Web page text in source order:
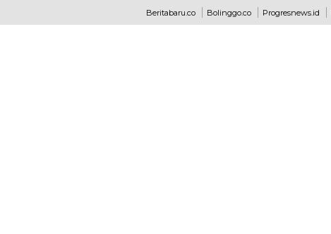
Beritabaru.co Bolinggo.co Progresnews.id